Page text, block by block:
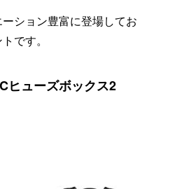
ション豊富に登場してお
です。
ヒューズボックス2